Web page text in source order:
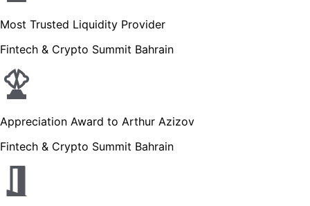
Most Trusted Liquidity Provider
Fintech & Crypto Summit Bahrain
Appreciation Award to Arthur Azizov
Fintech & Crypto Summit Bahrain